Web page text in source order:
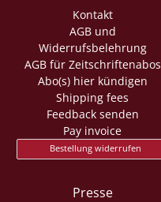
Kontakt
AGB und
Widerrufsbelehrung
AGB für Zeitschriftenabos
Abo(s) hier kündigen
Shipping fees
Feedback senden
Pay invoice
Bestellung widerrufen
Presse